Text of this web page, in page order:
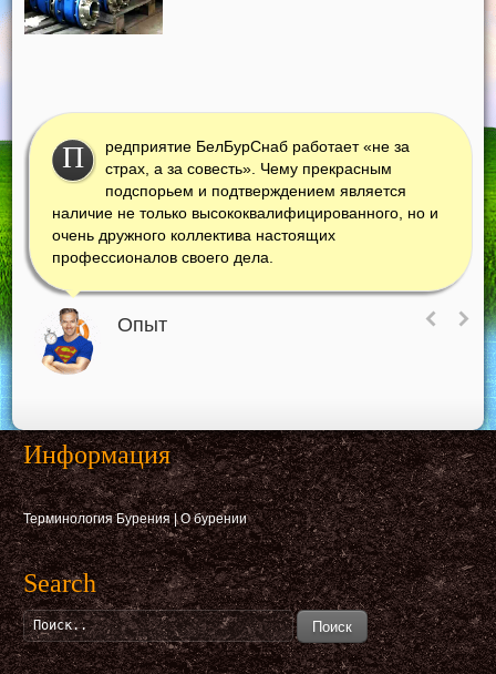
П
редприятие БелБурСнаб работает «не за
страх, а за совесть». Чему прекрасным
подспорьем и подтверждением является
наличие не только высококвалифицированного, но и
очень дружного коллектива настоящих
профессионалов своего дела.
Опыт
Информация
Терминология Бурения|О бурении
Search
Поиск